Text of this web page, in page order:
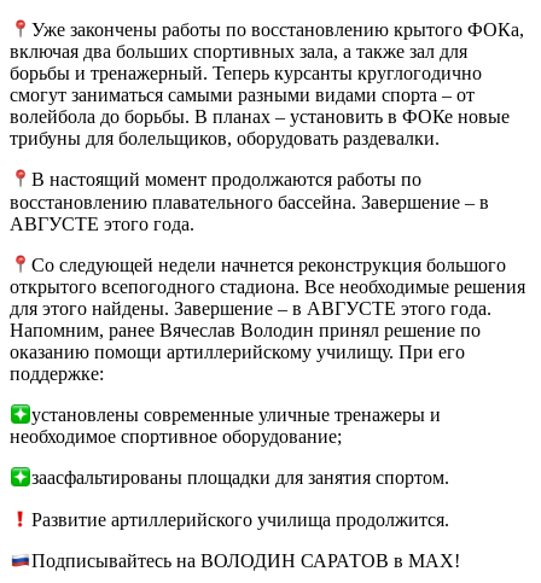
Уже закончены работы по восстановлению крытого ФОКа,
включая два больших спортивных зала, а также зал для
борьбы и тренажерный. Теперь курсанты круглогодично
смогут заниматься самыми разными видами спорта – от
волейбола до борьбы. В планах – установить в ФОКе новые
трибуны для болельщиков, оборудовать раздевалки.
В настоящий момент продолжаются работы по
восстановлению плавательного бассейна. Завершение – в
АВГУСТЕ этого года.
Со следующей недели начнется реконструкция большого
открытого всепогодного стадиона. Все необходимые решения
для этого найдены. Завершение – в АВГУСТЕ этого года.
Напомним, ранее Вячеслав Володин принял решение по
оказанию помощи артиллерийскому училищу. При его
поддержке:
установлены современные уличные тренажеры и
необходимое спортивное оборудование;
заасфальтированы площадки для занятия спортом.
Развитие артиллерийского училища продолжится.
Подписывайтесь на ВОЛОДИН САРАТОВ в МАХ!